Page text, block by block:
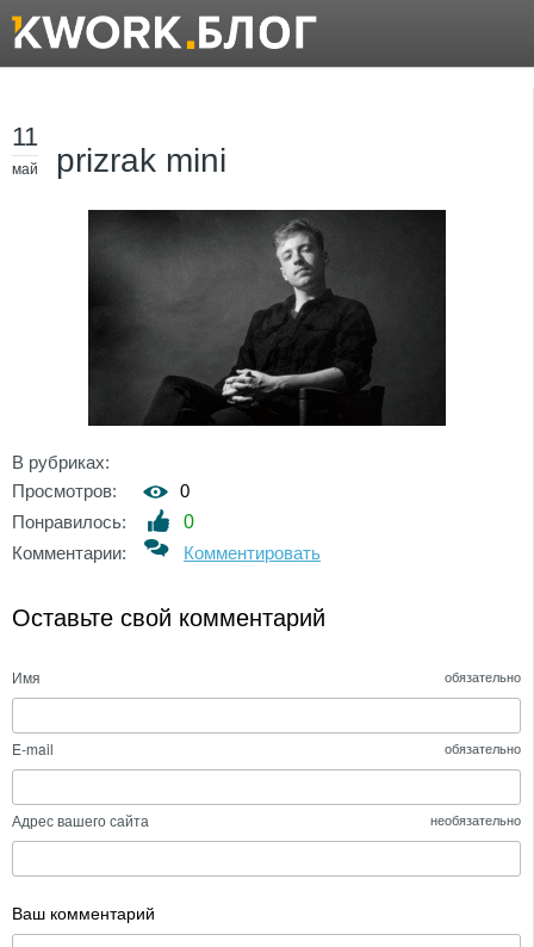
11
май prizrak mini
В рубриках:
Просмотров:
0
Понравилось:
0
Комментарии:
Комментировать
Оставьте свой комментарий
Имя обязательно
E-mail обязательно
Адрес вашего сайта необязательно
Ваш комментарий